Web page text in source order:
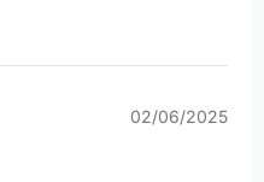
02/06/2025